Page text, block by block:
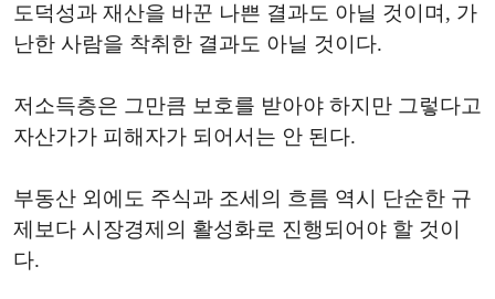
도덕성과 재산을 바꾼 나쁜 결과도 아닐 것이며, 가
난한 사람을 착취한 결과도 아닐 것이다.
저소득층은 그만큼 보호를 받아야 하지만 그렇다고
자산가가 피해자가 되어서는 안 된다.
부동산 외에도 주식과 조세의 흐름 역시 단순한 규
제보다 시장경제의 활성화로 진행되어야 할 것이
다.